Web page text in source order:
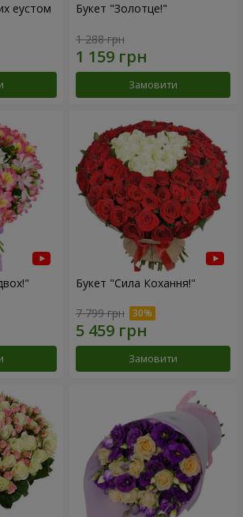
еустом Букет "Золотце!"
1 288 грн
Замовити
Букет "Сила Кохання!"
7 799 грн
Замовити